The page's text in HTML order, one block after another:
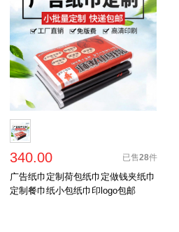
340.00 已售28件
广告纸巾定制荷包纸巾定做钱夹纸巾
定制餐巾纸小包纸巾印logo包邮